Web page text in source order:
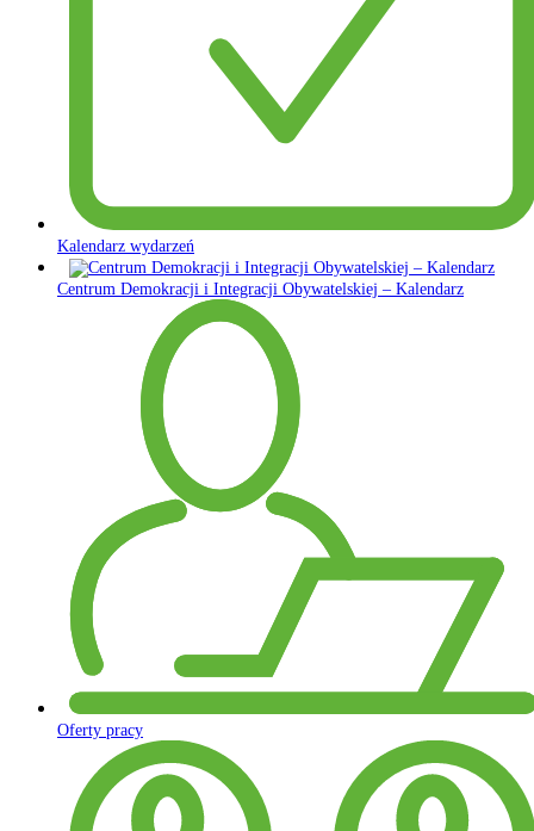
Kalendarz wydarzeń
Centrum Demokracji i Integracji Obywatelskiej – Kalendarz
Oferty pracy